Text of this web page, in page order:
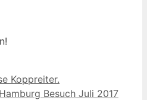
Koppreiter.
Besuch Juli 2017